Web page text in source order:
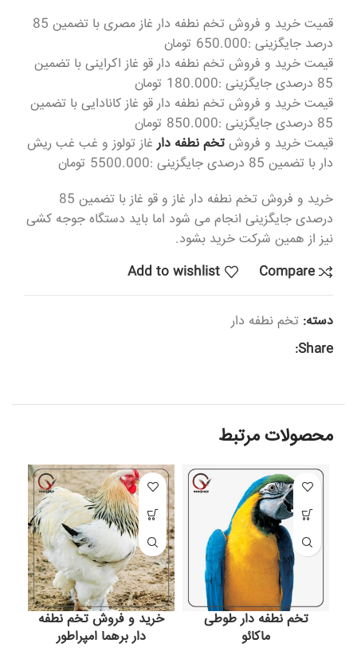
قمیت خرید و فروش تخم نطفه دار غاز مصری با تضمین 85
درصد جایگزینی :650.000 تومان
قیمت خرید و فروش تخم نطفه دار قو غاز اکراینی با تضمین
85 درصدی جایگزینی :180.000 تومان
قیمت خرید و فروش تخم نطفه دار قو غاز کانادایی با تضمین
85 درصدی جایگزینی :850.000 تومان
قیمت خرید و فروش تخم نطفه دارغاز تولوز و غب غب ریش
دار با تضمین 85 درصدی جایگزینی :5500.000 تومان
خرید و فروش تخم نطفه دار غاز و قو غاز با تضمین 85
درصدی جایگزینی انجام می شود اما باید دستگاه جوجه کشی
نیز از همین شرکت خرید بشود.
Compare
Add to wishlist
دسته: تخم نطفه دار
Share:
محصولات مرتبط
تخم نطفه دار طوطی
ماکائو
خرید و فروش تخم نطفه
دار برهما امپراطور